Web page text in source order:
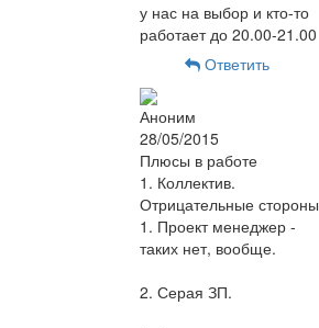
у нас на выбор и кто-то
работает до 20.00-21.00
Ответить
Аноним
28/05/2015
Плюсы в работе
1. Коллектив.
Отрицательные стороны
1. Проект менеджер -
таких нет, вообще.
2. Серая ЗП.